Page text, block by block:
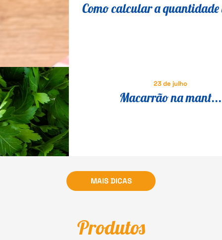
Como calcular a quantidade
23 de julho
Macarrão na mant...
MAIS DICAS
Produtos